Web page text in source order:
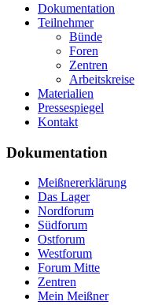
Dokumentation
Teilnehmer
Bünde
Foren
Zentren
Arbeitskreise
Materialien
Pressespiegel
Kontakt
Dokumentation
Meißnererklärung
Das Lager
Nordforum
Südforum
Ostforum
Westforum
Forum Mitte
Zentren
Mein Meißner